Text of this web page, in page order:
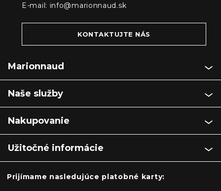
E-mail: info@marionnaud.sk
KONTAKTUJTE NÁS
Marionnaud
Naše služby
Nakupovanie
Užitočné informácie
Prijímame nasledujúce platobné karty: